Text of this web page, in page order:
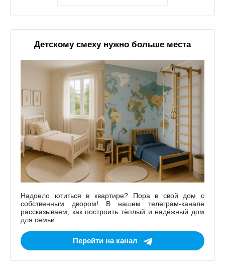
Детскому смеху нужно больше места
Надоело ютиться в квартире? Пора в свой дом с
собственным двором! В нашем телеграм-канале
рассказываем, как построить тёплый и надёжный дом
для семьи.
Перейти на канал